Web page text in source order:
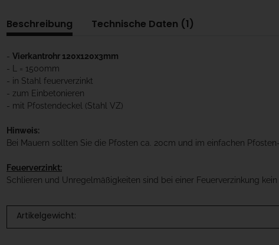
Beschreibung Technische Daten (1)
- Vierkantrohr 120x120x3mm
- L = 1500mm
- in Stahl feuerverzinkt
- zum Einbetonieren
- mit Pfostendeckel (Stahl VZ)
Hinweis:
Bei Mauern sollten Sie die Pfosten ca. 20cm und im einfachen
Feuerverzinkt:
Schlieren und Unregelmäßigkeiten sind bei einer Feuerverzinkung
Artikelgewicht: